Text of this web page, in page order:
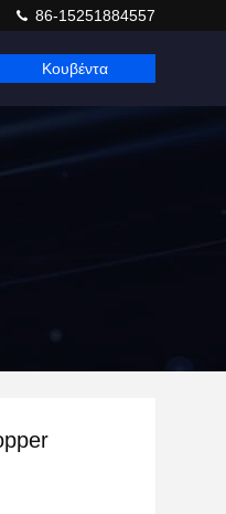
86-15251884557
Κουβέντα